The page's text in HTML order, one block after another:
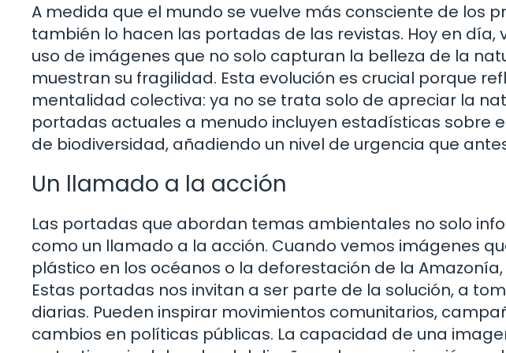
A medida que el mundo se vuelve más consciente de los
también lo hacen las portadas de las revistas. Hoy en
uso de imágenes que no solo capturan la belleza de la
muestran su fragilidad. Esta evolución es crucial porque
mentalidad colectiva: ya no se trata solo de apreciar la
portadas actuales a menudo incluyen estadísticas sobre
de biodiversidad, añadiendo un nivel de urgencia que
Un llamado a la acción
Las portadas que abordan temas ambientales no solo
como un llamado a la acción. Cuando vemos imágenes
plástico en los océanos o la deforestación de la
Estas portadas nos invitan a ser parte de la solución, a
diarias. Pueden inspirar movimientos comunitarios,
cambios en políticas públicas. La capacidad de una